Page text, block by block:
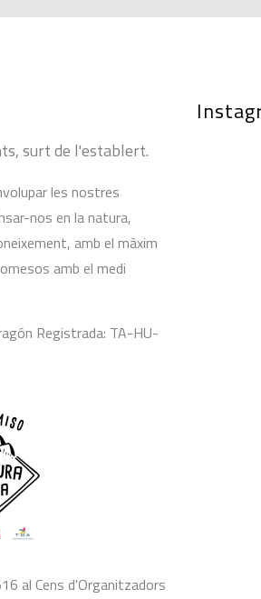
surt de l'establert.
les nostres
nos en la natura,
amb el màxim
amb el medi
Registrada: TA-HU-
al Cens d'Organitzadors